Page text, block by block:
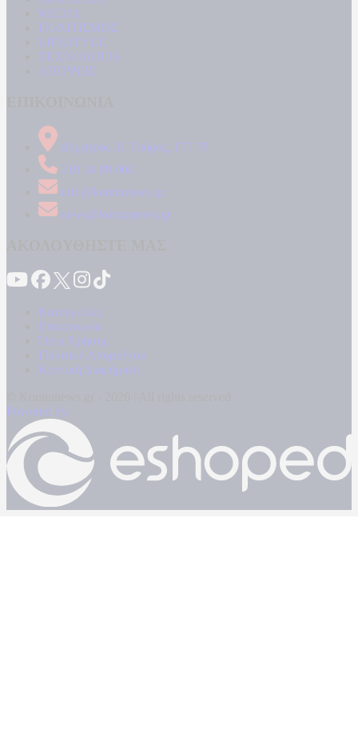
MEDIA
ΠΟΛΙΤΙΣΜΟΣ
LIFESTYLE
ΤΕΧΝΟΛΟΓΙΑ
ΑΠΟΨΕΙΣ
Δήμητρος 31 Ταύρος, 177 78
210 34 89 000
info@kontranews.gr
news@kontranews.gr
Καταγγελίες
Επικοινωνία
Όροι Χρήσης
Πολιτική Απορρήτου
Κρατική Διαφήμιση
Powered by: